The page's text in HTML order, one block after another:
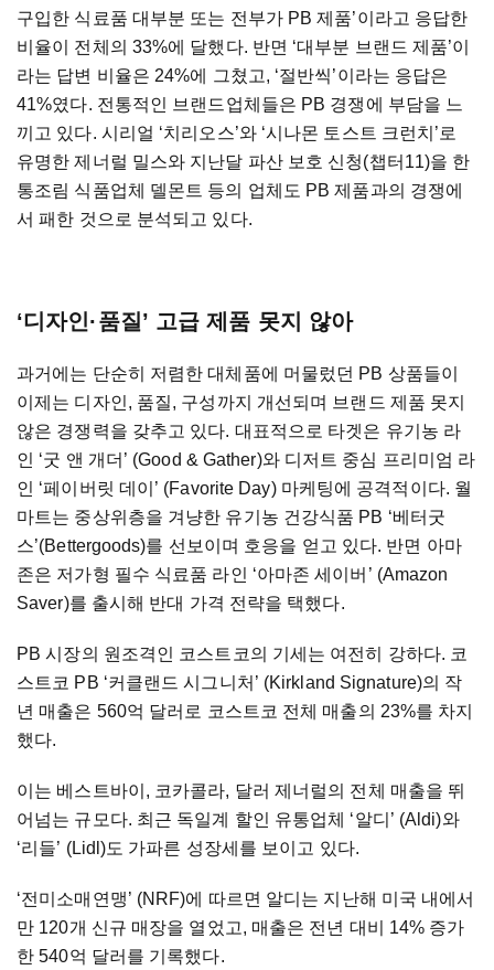
구입한 식료품 대부분 또는 전부가 PB 제품’이라고 응답한
비율이 전체의 33%에 달했다. 반면 ‘대부분 브랜드 제품’이
라는 답변 비율은 24%에 그쳤고, ‘절반씩’이라는 응답은
41%였다. 전통적인 브랜드업체들은 PB 경쟁에 부담을 느
끼고 있다. 시리얼 ‘치리오스’와 ‘시나몬 토스트 크런치’로
유명한 제너럴 밀스와 지난달 파산 보호 신청(챕터11)을 한
통조림 식품업체 델몬트 등의 업체도 PB 제품과의 경쟁에
서 패한 것으로 분석되고 있다.
‘디자인·품질’ 고급 제품 못지 않아
과거에는 단순히 저렴한 대체품에 머물렀던 PB 상품들이
이제는 디자인, 품질, 구성까지 개선되며 브랜드 제품 못지
않은 경쟁력을 갖추고 있다. 대표적으로 타겟은 유기농 라
인 ‘굿 앤 개더’ (Good & Gather)와 디저트 중심 프리미엄 라
인 ‘페이버릿 데이’ (Favorite Day) 마케팅에 공격적이다. 월
마트는 중상위층을 겨냥한 유기농 건강식품 PB ‘베터굿
스’(Bettergoods)를 선보이며 호응을 얻고 있다. 반면 아마
존은 저가형 필수 식료품 라인 ‘아마존 세이버’ (Amazon
Saver)를 출시해 반대 가격 전략을 택했다.
PB 시장의 원조격인 코스트코의 기세는 여전히 강하다. 코
스트코 PB ‘커클랜드 시그니처’ (Kirkland Signature)의 작
년 매출은 560억 달러로 코스트코 전체 매출의 23%를 차지
했다.
이는 베스트바이, 코카콜라, 달러 제너럴의 전체 매출을 뛰
어넘는 규모다. 최근 독일계 할인 유통업체 ‘알디’ (Aldi)와
‘리들’ (Lidl)도 가파른 성장세를 보이고 있다.
‘전미소매연맹’ (NRF)에 따르면 알디는 지난해 미국 내에서
만 120개 신규 매장을 열었고, 매출은 전년 대비 14% 증가
한 540억 달러를 기록했다.